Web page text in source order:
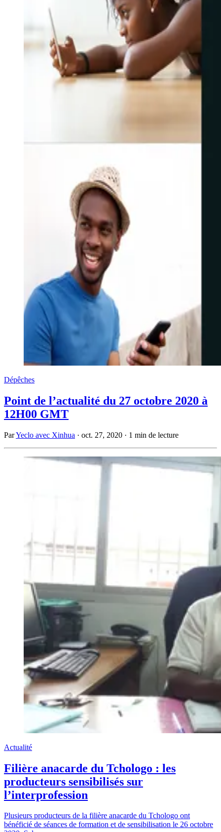
Dépêches
Point de l’actualité du 27 octobre 2020 à
12H00 GMT
ParYeclo avec Xinhua · oct. 27, 2020 · 1 min de lecture
Actualité
Filière anacarde du Tchologo : les
producteurs sensibilisés sur
l’interprofession
Plusieurs producteurs de la filière anacarde du Tchologo ont
bénéficié de séances de formation et de sensibilisation le 26 octobre